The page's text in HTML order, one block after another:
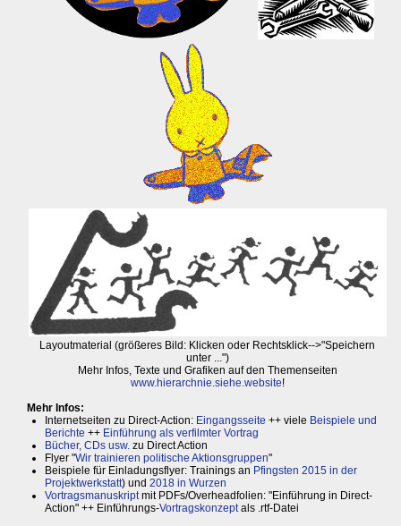
Layoutmaterial (größeres Bild: Klicken oder Rechtsklick-->"Speichern
unter ...")
Mehr Infos, Texte und Grafiken auf den Themenseiten
www.hierarchnie.siehe.website!
Mehr Infos:
Internetseiten zu Direct-Action: Eingangsseite ++ viele Beispiele und
Berichte ++ Einführung als verfilmter Vortrag
Bücher, CDs usw. zu Direct Action
Flyer "Wir trainieren politische Aktionsgruppen"
Beispiele für Einladungsflyer: Trainings an Pfingsten 2015 in der
Projektwerkstatt) und 2018 in Wurzen
Vortragsmanuskriptmit PDFs/Overheadfolien: "Einführung in Direct-
Action" ++ Einführungs-Vortragskonzeptals .rtf-Datei